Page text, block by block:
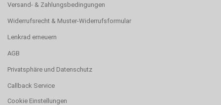
Versand- & Zahlungsbedingungen
Widerrufsrecht & Muster-Widerrufsformular
Lenkrad erneuern
AGB
Privatsphäre und Datenschutz
Callback Service
Cookie Einstellungen